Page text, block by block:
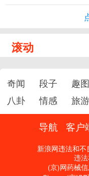
滚动
奇闻 段子 趣图
八卦
情感 旅游
导航 客户
新浪网违法和
违
(京)网药械